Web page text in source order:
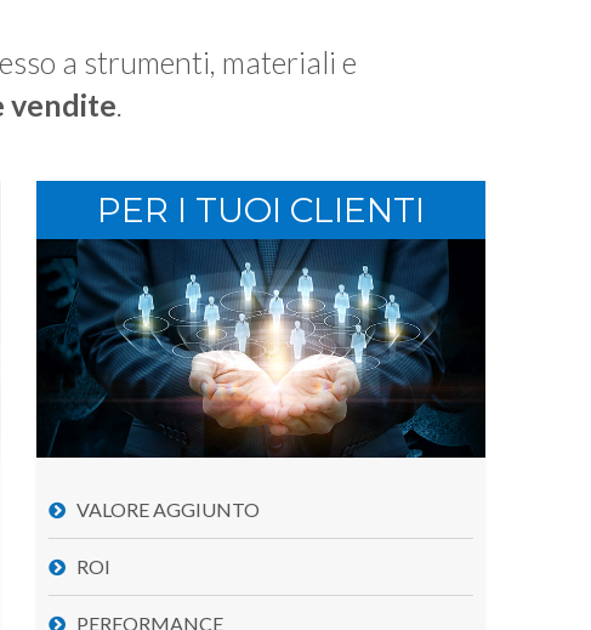
a strumenti, materiali e
vendite.
PER I TUOI CLIENTI
VALORE AGGIUNTO
ROI
PERFORMANCE